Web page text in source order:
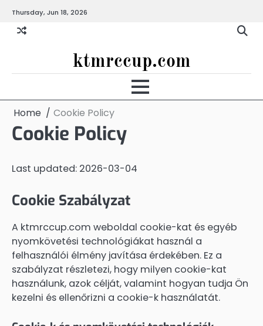
content
Thursday, Jun 18, 2026
ktmrccup.com
Home Cookie Policy
Cookie Policy
Last updated: 2026-03-04
Cookie Szabályzat
A ktmrccup.com weboldal cookie-kat és egyéb
nyomkövetési technológiákat használ a
felhasználói élmény javítása érdekében. Ez a
szabályzat részletezi, hogy milyen cookie-kat
használunk, azok célját, valamint hogyan tudja Ön
kezelni és ellenőrizni a cookie-k használatát.